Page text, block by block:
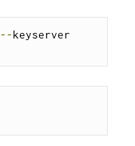
--keyserver